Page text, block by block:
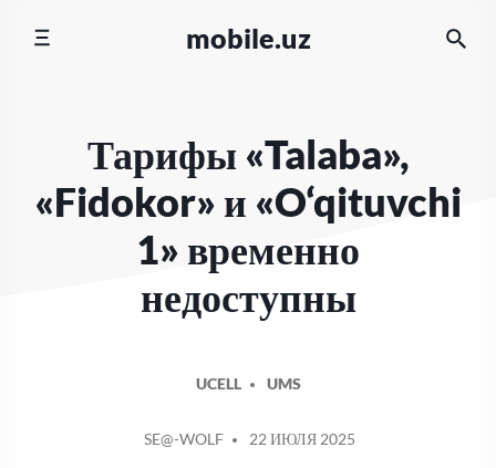
mobile.uz
Тарифы «Talaba»,
«Fidokor» и «O‘qituvchi
1» временно
недоступны
UCELL UMS
ОТ
SE@-WOLF 22 ИЮЛЯ 2025